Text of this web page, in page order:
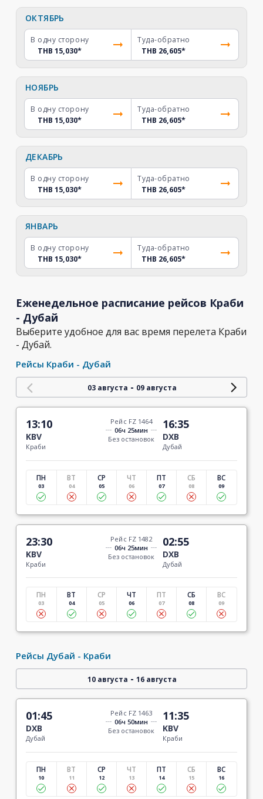
ОКТЯБРЬ
В одну сторону
THB 15,030*
Туда-обратно
THB 26,605*
НОЯБРЬ
В одну сторону
THB 15,030*
Туда-обратно
THB 26,605*
ДЕКАБРЬ
В одну сторону
THB 15,030*
Туда-обратно
THB 26,605*
ЯНВАРЬ
В одну сторону
THB 15,030*
Туда-обратно
THB 26,605*
Еженедельное расписание рейсов Краби
- Дубай
Выберите удобное для вас время перелета Краби
- Дубай.
Рейсы Краби - Дубай
03 августа - 09 августа
13:10
KBV
Краби
Рейс FZ 1464
06ч 25мин
Без остановок
16:35
DXB
Дубай
ПН
03
ВТ
04
СР
05
ЧТ
06
ПТ
07
СБ
08
ВС
09
23:30
KBV
Краби
Рейс FZ 1482
06ч 25мин
Без остановок
02:55
DXB
Дубай
ПН
03
ВТ
04
СР
05
ЧТ
06
ПТ
07
СБ
08
ВС
09
Рейсы Дубай - Краби
10 августа - 16 августа
01:45
DXB
Дубай
Рейс FZ 1463
06ч 50мин
Без остановок
11:35
KBV
Краби
ПН
10
ВТ
11
СР
12
ЧТ
13
ПТ
14
СБ
15
ВС
16